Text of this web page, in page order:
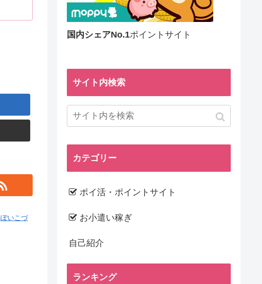
ぽいこづ
国内シェアNo.1ポイントサイト
サイト内検索
カテゴリー
ポイ活・ポイントサイト
お小遣い稼ぎ
自己紹介
ランキング